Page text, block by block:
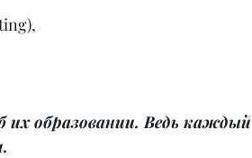
их образовании. Ведь каждый